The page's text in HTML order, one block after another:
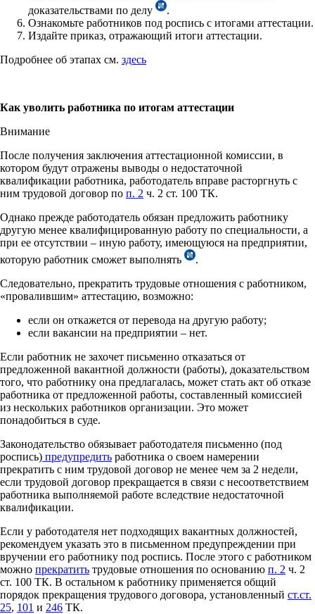
доказательствами по делу
.
Ознакомьте работников под роспись с итогами аттестации.
Издайте приказ, отражающий итоги аттестации.
Подробнее об этапах см. здесь
Как уволить работника по итогам аттестации
Внимание
После получения заключения аттестационной комиссии, в
котором будут отражены выводы о недостаточной
квалификации работника, работодатель вправе расторгнуть с
ним трудовой договор по п. 2 ч. 2 ст. 100 ТК.
Однако прежде работодатель обязан предложить работнику
другую менее квалифицированную работу по специальности, а
при ее отсутствии – иную работу, имеющуюся на предприятии,
которую работник сможет выполнять
.
Следовательно, прекратить трудовые отношения с работником,
«провалившим» аттестацию, возможно:
если он откажется от перевода на другую работу;
если вакансии на предприятии – нет.
Если работник не захочет письменно отказаться от
предложенной вакантной должности (работы), доказательством
того, что работнику она предлагалась, может стать акт об отказе
работника от предложенной работы, составленный комиссией
из нескольких работников организации. Это может
понадобиться в суде.
Законодательство обязывает работодателя письменно (под
роспись) предупредить работника о своем намерении
прекратить с ним трудовой договор не менее чем за 2 недели,
если трудовой договор прекращается в связи с несоответствием
работника выполняемой работе вследствие недостаточной
квалификации.
Если у работодателя нет подходящих вакантных должностей,
рекомендуем указать это в письменном предупреждении при
вручении его работнику под роспись. После этого с работником
можно прекратить трудовые отношения по основанию п. 2 ч. 2
ст. 100 ТК. В остальном к работнику применяется общий
порядок прекращения трудового договора, установленный ст.ст.
25, 101 и 246 ТК.